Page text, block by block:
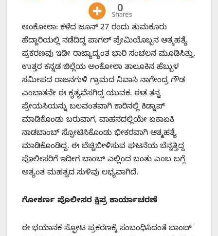
0
Shares
ಅಂಕೋಲಾ: ಕಳೆದ ​ಜೂನ್ 27 ರಂದು ತುಮಕೂರು
ಹೆದ್ದಾರಿಯಲ್ಲಿ ನಡೆದಿದ್ದ ಪಾಗಲ್ ಪ್ರೇಮಿಯೊಬ್ಬನ ಆತ್ಮಹತ್ಯೆ
ಪ್ರಕರಣವು ಇಡೀ ರಾಜ್ಯಾದ್ಯಂತ ಭಾರಿ ಸಂಚಲನ ಮೂಡಿಸಿತ್ತು.
ಉತ್ತರ ಕನ್ನಡ ಜಿಲ್ಲೆಯ ಅಂಕೋಲಾ ತಾಲೂಕಿನ ಹೆಬ್ಬುಳ
ಸಮೀಪದ ರಾಜನಗುಳಿ ಗ್ರಾಮದ ನಿವಾಸಿ ನಾಗೇಂದ್ರ ಗೌಡ
ಎಂಬಾತನೇ ಈ ಕೃತ್ಯವೆಸಗಿದ್ದ ಯುವಕ. ಈತ ತನ್ನ
ಪ್ರೇಯಸಿಯನ್ನು ಬಲವಂತವಾಗಿ ಕಾರಿನಲ್ಲಿ ಕಿಡ್ನಾಪ್
ಮಾಡಿಕೊಂಡು ಬರುವಾಗ, ವಾಹನದಲ್ಲಿಯೇ ಏಕಾಏಕಿ
ನಾಡಬಾಂಬ್ ಸ್ಫೋಟಿಸಿಕೊಂಡು ಭೀಕರವಾಗಿ ಆತ್ಮಹತ್ಯೆ
ಮಾಡಿಕೊಂಡಿದ್ದ. ಈ ಬೆಚ್ಚಿಬೀಳಿಸುವ ಘಟನೆಯ ಬೆನ್ನತ್ತಿದ್ದ
ಪೊಲೀಸರಿಗೆ ಇದೀಗ ಬಾಂಬ್ ಎಲ್ಲಿಂದ ಬಂತು ಎಂಬ ಬಗ್ಗೆ
ಅತ್ಯಂತ ಮಹತ್ವದ ಸುಳಿವು ಲಭ್ಯವಾಗಿದೆ.
​ಗೋಕರ್ಣ ಪೊಲೀಸರ ಕ್ಷಿಪ್ರ ಕಾರ್ಯಾಚರಣೆ
​ಈ ಭಯಾನಕ ಸ್ಫೋಟ ಪ್ರಕರಣಕ್ಕೆ ಸಂಬಂಧಿಸಿದಂತೆ ಬಾಂಬ್